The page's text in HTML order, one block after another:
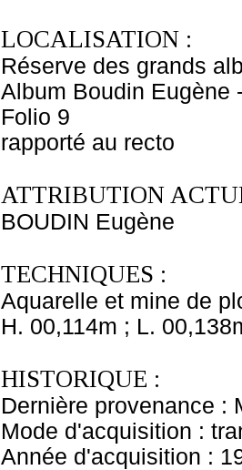
LOCALISATION :
Réserve des grands
Album Boudin Eugène
Folio 9
rapporté au recto
ATTRIBUTION
BOUDIN Eugène
TECHNIQUES :
Aquarelle et mine de
H. 00,114m ; L.
HISTORIQUE :
Dernière provenance :
Mode d'acquisition :
Année d'acquisition :